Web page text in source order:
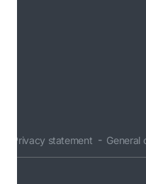
Privacy statement General